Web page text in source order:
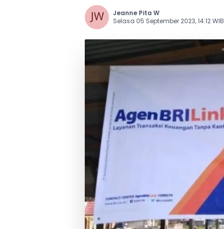
Jeanne Pita W
Selasa 05 September 2023, 14:12 WIB